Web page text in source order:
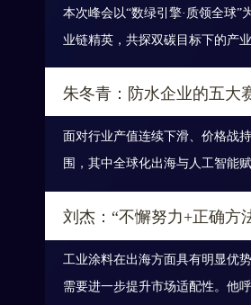
本次峰会以“数绿引擎·质领全球”
业链精英，共探双碳目标下的产
朱冬青：防水企业的五大
面对行业产值连续下滑、价格战
围，其中全球化出海与人工智能
刘杰：“不懈努力+正确方
工业涂料在出海方面具有明显优
需要进一步提升市场适配性。他